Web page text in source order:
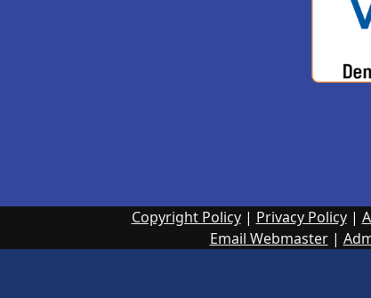
Copyright Policy| Privacy Policy|
Email Webmaster|